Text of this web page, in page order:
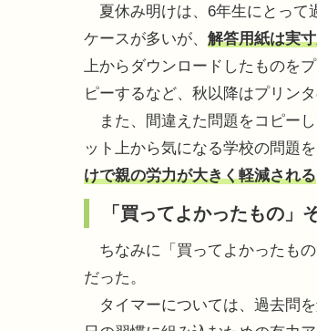
夏休み明けは、6年生にとって
ケースが多いが、 解答用紙は実
上からダウンロードしたものを
ピーするなど、秋以降はプリン
また、間違えた問題をコピー
ット上から気になる学校の問題
けで親の労力が大きく軽減される
「買ってよかったもの
ちなみに「買ってよかったも
だった。
タイマーについては、過去問